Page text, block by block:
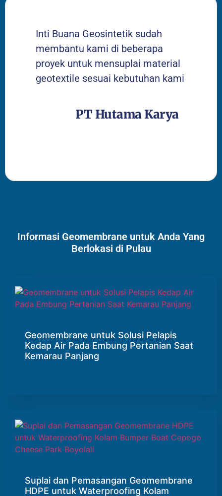
Inti Buana Geosintetik sudah
membantu kami di beberapa
proyek untuk mensuplai material
geotextile sesuai kebutuhan kami
PT Hutama Karya
Informasi Geomembrane untuk Anda Yang
Berlokasi di Pulau
Geomembrane untuk Solusi Pelapis
Kedap Air Pada Embung Pertanian Saat
Kemarau Panjang
Suplai dan Pemasangan Geomembrane
HDPE untuk Waterproofing Kolam